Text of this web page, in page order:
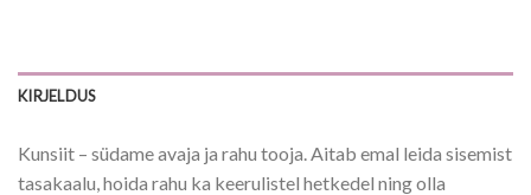
KIRJELDUS
Kunsiit – südame avaja ja rahu tooja. Aitab emal leida sisemist
tasakaalu, hoida rahu ka keerulistel hetkedel ning olla